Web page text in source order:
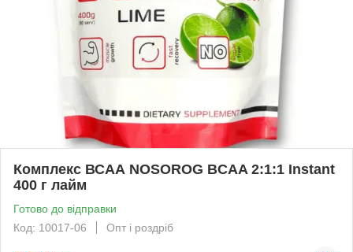
Комплекс ВСАА NOSOROG BCAA 2:1:1 Instant
400 г лайм
Готово до відправки
Код: 10017-06
Опт і роздріб